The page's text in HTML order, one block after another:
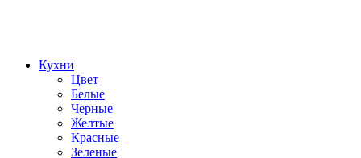
Кухни
Цвет
Белые
Черные
Желтые
Красные
Зеленые